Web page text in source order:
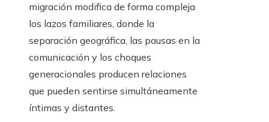
migración modifica de forma compleja
los lazos familiares, donde la
separación geográfica, las pausas en la
comunicación y los choques
generacionales producen relaciones
que pueden sentirse simultáneamente
íntimas y distantes.